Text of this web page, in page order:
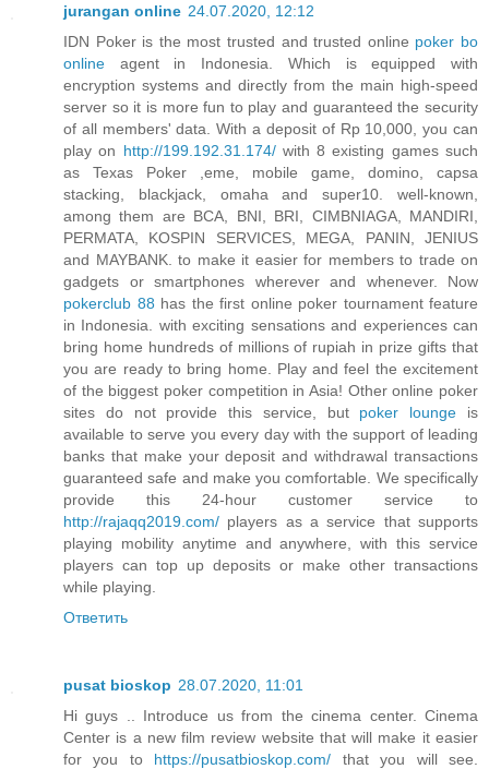
jurangan online 24.07.2020, 12:12
IDN Poker is the most trusted and trusted online poker bo
online agent in Indonesia. Which is equipped with
encryption systems and directly from the main high-speed
server so it is more fun to play and guaranteed the security
of all members' data. With a deposit of Rp 10,000, you can
play on http://199.192.31.174/with 8 existing games such
as Texas Poker ,eme, mobile game, domino, capsa
stacking, blackjack, omaha and super10. well-known,
among them are BCA, BNI, BRI, CIMBNIAGA, MANDIRI,
PERMATA, KOSPIN SERVICES, MEGA, PANIN, JENIUS
and MAYBANK. to make it easier for members to trade on
gadgets or smartphones wherever and whenever. Now
pokerclub 88 has the first online poker tournament feature
in Indonesia. with exciting sensations and experiences can
bring home hundreds of millions of rupiah in prize gifts that
you are ready to bring home. Play and feel the excitement
of the biggest poker competition in Asia! Other online poker
sites do not provide this service, but poker lounge is
available to serve you every day with the support of leading
banks that make your deposit and withdrawal transactions
guaranteed safe and make you comfortable. We specifically
provide this 24-hour customer service to
http://rajaqq2019.com/ players as a service that supports
playing mobility anytime and anywhere, with this service
players can top up deposits or make other transactions
while playing.
Ответить
pusat bioskop 28.07.2020, 11:01
Hi guys .. Introduce us from the cinema center. Cinema
Center is a new film review website that will make it easier
for you to https://pusatbioskop.com/ that you will see.